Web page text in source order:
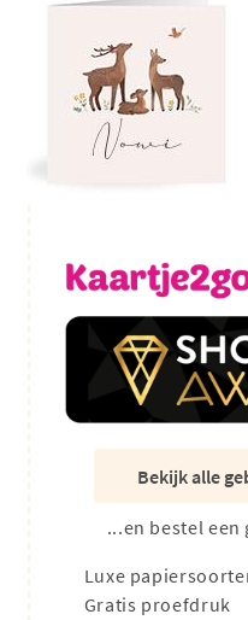
Bekijk alle
...en bestel
Luxe
Gratis proefdruk